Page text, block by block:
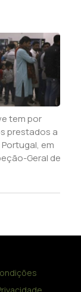
tem por
prestados a
em
Geral de